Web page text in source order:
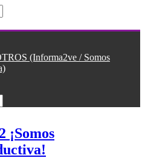
(Informa2ve / Somos
¡Somos